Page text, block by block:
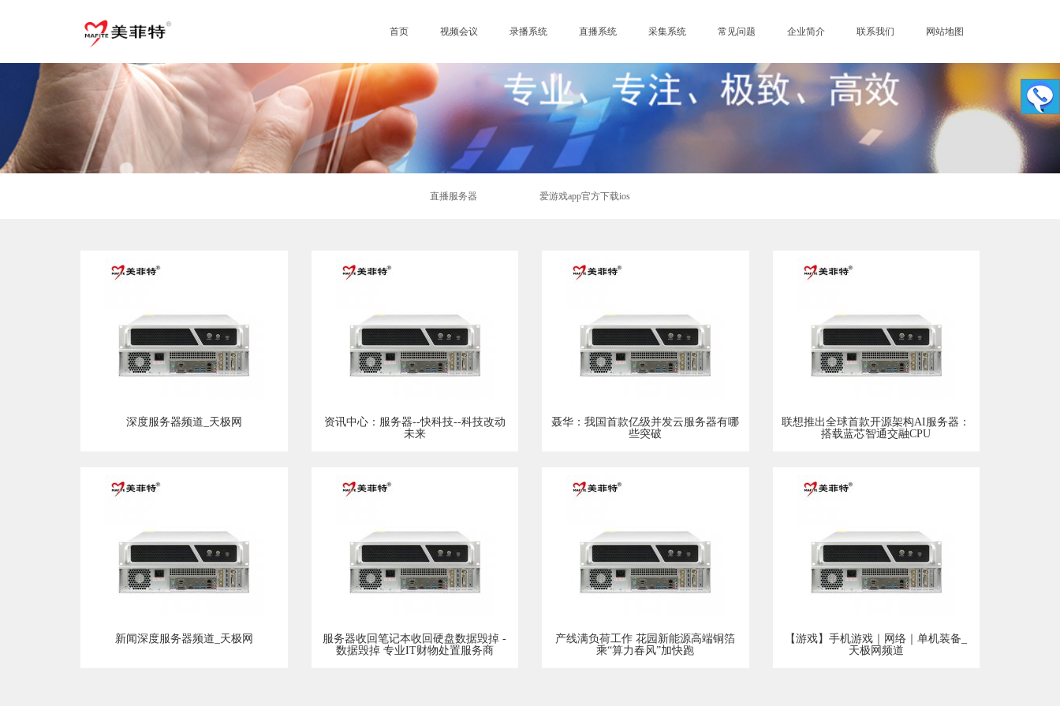
首页 视频会议 录播系统 直播系统 采集系统 常见问题 企业简介 联系我们 网站地图
直播服务器 爱游戏app官方下载ios
深度服务器频道_天极网
资讯中心：服务器--快科技--科技改动
未来
聂华：我国首款亿级并发云服务器有哪
些突破
联想推出全球首款开源架构AI服务器：
搭载蓝芯智通交融CPU
新闻深度服务器频道_天极网
服务器收回笔记本收回硬盘数据毁掉 -
数据毁掉 专业IT财物处置服务商
产线满负荷工作 花园新能源高端铜箔
乘“算力春风”加快跑
【游戏】手机游戏｜网络｜单机装备_
天极网频道